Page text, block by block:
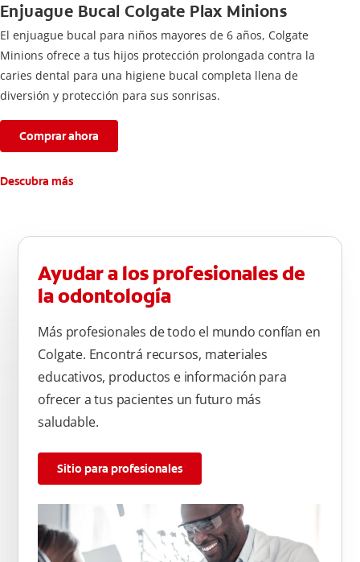
Enjuague Bucal Colgate Plax Minions
El enjuague bucal para niños mayores de 6 años, Colgate
Minions ofrece a tus hijos protección prolongada contra la
caries dental para una higiene bucal completa llena de
diversión y protección para sus sonrisas.
Comprar ahora
Descubra más
Ayudar a los profesionales de
la odontología
Más profesionales de todo el mundo confían en
Colgate. Encontrá recursos, materiales
educativos, productos e información para
ofrecer a tus pacientes un futuro más
saludable.
Sitio para profesionales